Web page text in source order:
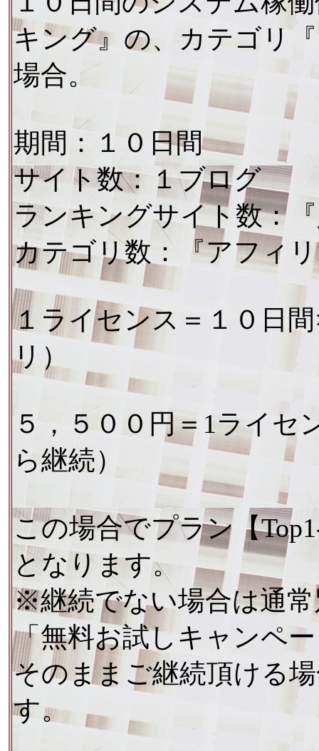
キング』の、カテゴリ
場合。
期間：１０日間
サイト数：１ブログ
ランキングサイト数：
カテゴリ数：『アフィ
１ライセンス＝１０日
リ）
５，５００円＝1ライセ
ら継続）
この場合でプラン【
となります。
※継続でない場合は通
「無料お試しキャンペ
そのままご継続頂ける
す。